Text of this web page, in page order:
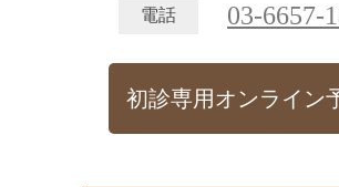
電話
03-6657-
初診専用オンライン